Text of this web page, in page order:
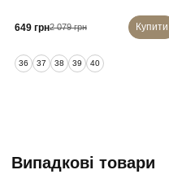
649 грн2 079 грн Купити
36 37 38 39 40
Випадкові товари